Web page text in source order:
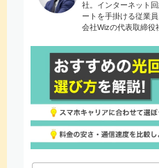
社。インターネット
ートを手掛ける従業
会社Wizの代表取締役